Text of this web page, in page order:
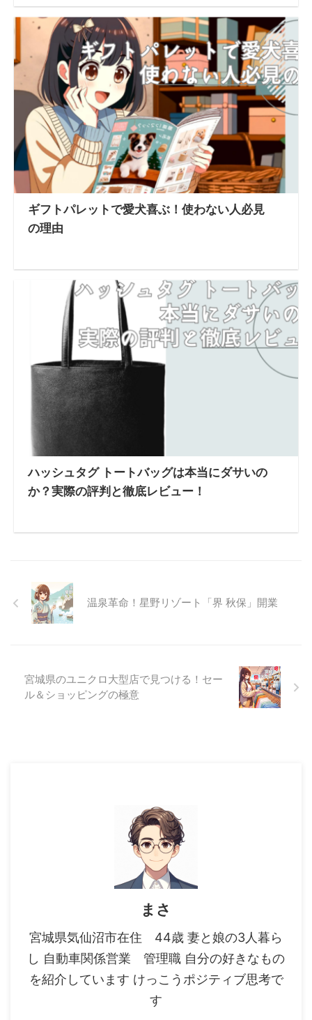
ギフトパレットで愛犬喜ぶ！使わない人必見
の理由
ハッシュタグ トートバッグは本当にダサいの
か？実際の評判と徹底レビュー！
温泉革命！星野リゾート「界 秋保」開業
宮城県のユニクロ大型店で見つける！セー
ル＆ショッピングの極意
まさ
宮城県気仙沼市在住 44歳 妻と娘の3人暮ら
し 自動車関係営業 管理職 自分の好きなもの
を紹介しています けっこうポジティブ思考で
す